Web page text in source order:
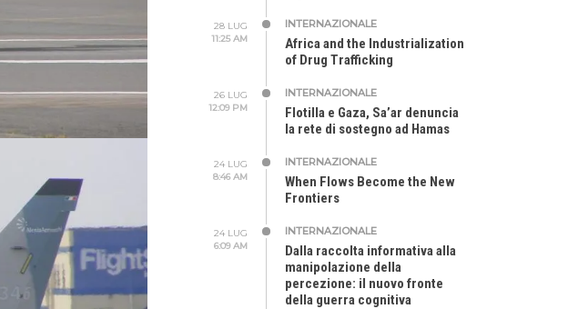
28 LUG
11:25 AM
INTERNAZIONALE
Africa and the Industrialization
of Drug Trafficking
26 LUG
12:09 PM
INTERNAZIONALE
Flotilla e Gaza, Sa’ar denuncia
la rete di sostegno ad Hamas
24 LUG
8:46 AM
INTERNAZIONALE
When Flows Become the New
Frontiers
24 LUG
6:09 AM
INTERNAZIONALE
Dalla raccolta informativa alla
manipolazione della
percezione: il nuovo fronte
della guerra cognitiva